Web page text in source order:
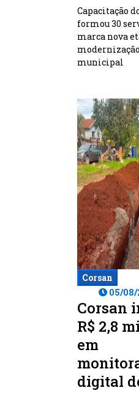
Capacitação
formou 30
marca nova
municipal
Corsan
05/08/
Corsan
R$ 2,8
em
digital